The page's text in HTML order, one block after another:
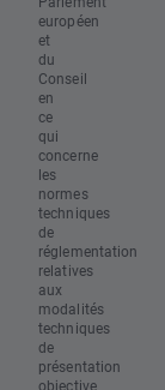
européen
et
du
Conseil
en
ce
qui
concerne
les
normes
techniques
de
réglementation
relatives
aux
modalités
techniques
de
présentation
objective